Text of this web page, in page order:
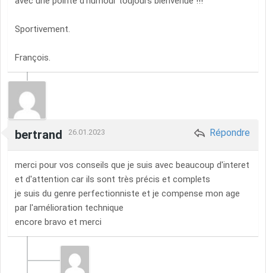
Sportivement.
François.
bertrand 26.01.2023 Répondre
merci pour vos conseils que je suis avec beaucoup d'interet
et d'attention car ils sont très précis et complets
je suis du genre perfectionniste et je compense mon age
par l'amélioration technique
encore bravo et merci